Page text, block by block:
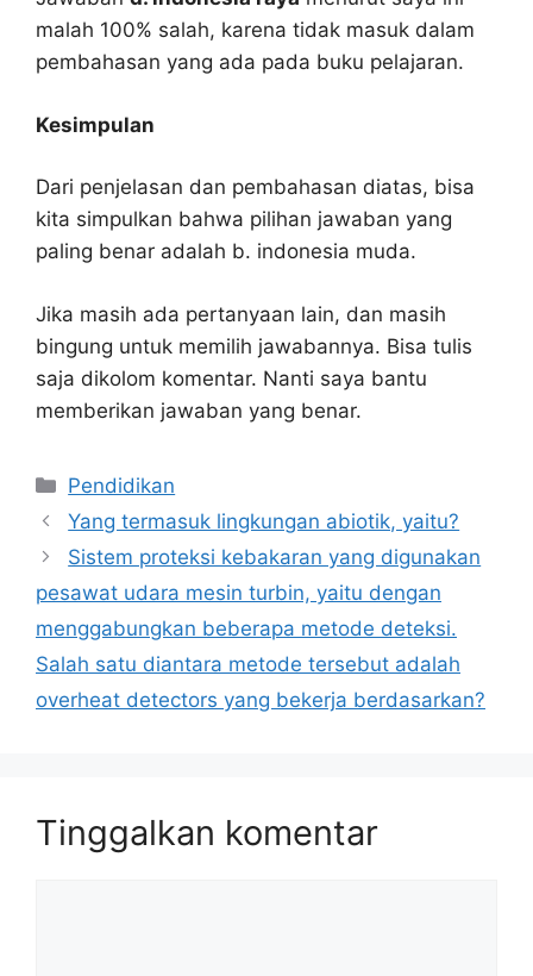
malah 100% salah, karena tidak masuk dalam
pembahasan yang ada pada buku pelajaran.
Kesimpulan
Dari penjelasan dan pembahasan diatas, bisa
kita simpulkan bahwa pilihan jawaban yang
paling benar adalah b. indonesia muda.
Jika masih ada pertanyaan lain, dan masih
bingung untuk memilih jawabannya. Bisa tulis
saja dikolom komentar. Nanti saya bantu
memberikan jawaban yang benar.
Kategori
Pendidikan
Yang termasuk lingkungan abiotik, yaitu?
Sistem proteksi kebakaran yang digunakan
pesawat udara mesin turbin, yaitu dengan
menggabungkan beberapa metode deteksi.
Salah satu diantara metode tersebut adalah
overheat detectors yang bekerja berdasarkan?
Tinggalkan komentar